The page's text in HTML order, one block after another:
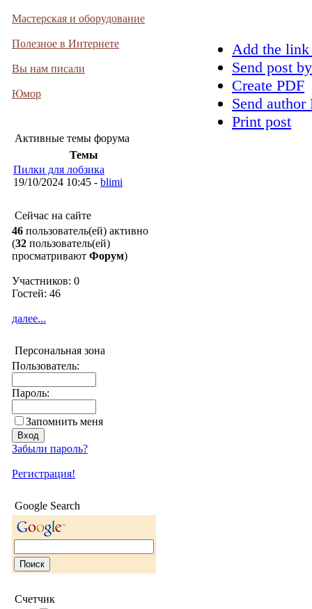
Мастерская и оборудование
Полезное в Интернете
Вы нам писали
Юмор
Активные темы форума
Темы
Пилки для лобзика
19/10/2024 10:45 - blimi
Сейчас на сайте
46 пользователь(ей) активно
(32 пользователь(ей)
просматривают Форум)
Участников: 0
Гостей: 46
далее...
Персональная зона
Пользователь:
Пароль:
Запомнить меня
Забыли пароль?
Регистрация!
Google Search
Счетчик
Add the
Send post
Create PDF
Send
Print post